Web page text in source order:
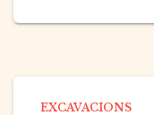
EXCAVACIONS